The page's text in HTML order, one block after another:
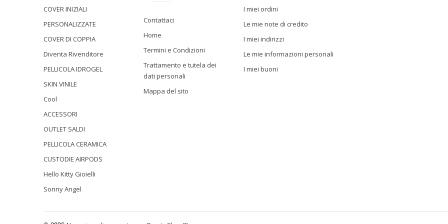
COVER INIZIALI
PERSONALIZZATE
COVER DI COPPIA
Diventa Rivenditore
PELLICOLA IDROGEL
SKIN VINILE
Cool
ACCESSORI
OUTLET SALDI
PELLICOLA CERAMICA
CUSTODIE AIRPODS
Hello Kitty Gioielli
Sonny Angel
Contattaci
Home
Termini e Condizioni
Trattamento e tutela dei
dati personali
Mappa del sito
I miei ordini
Le mie note di credito
I miei indirizzi
Le mie informazioni personali
I miei buoni